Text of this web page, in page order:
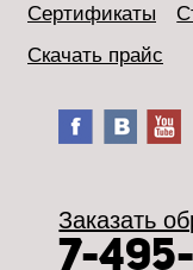
Сертификаты
Скачать прайс
Заказать
7-